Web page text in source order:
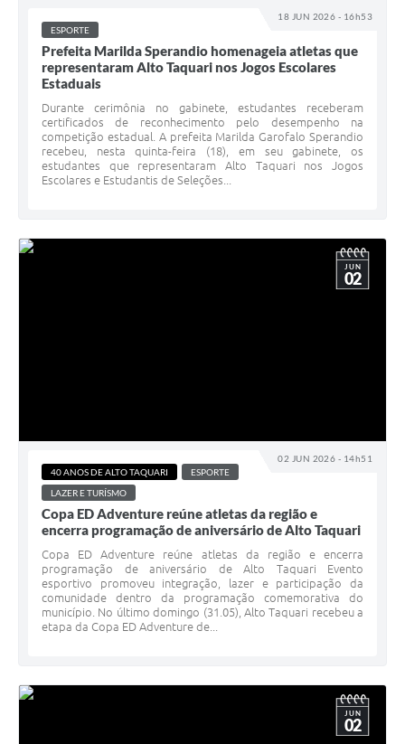
18 JUN 2026 - 16h53
ESPORTE
Prefeita Marilda Sperandio homenageia atletas que
representaram Alto Taquari nos Jogos Escolares
Estaduais
Durante cerimônia no gabinete, estudantes receberam
certificados de reconhecimento pelo desempenho na
competição estadual. A prefeita Marilda Garofalo Sperandio
recebeu, nesta quinta-feira (18), em seu gabinete, os
estudantes que representaram Alto Taquari nos Jogos
Escolares e Estudantis de Seleções...
02 JUN 2026 - 14h51
JUN
02
40 ANOS DE ALTO TAQUARI
ESPORTE
LAZER E TURÍSMO
Copa ED Adventure reúne atletas da região e
encerra programação de aniversário de Alto Taquari
Copa ED Adventure reúne atletas da região e encerra
programação de aniversário de Alto Taquari Evento
esportivo promoveu integração, lazer e participação da
comunidade dentro da programação comemorativa do
município. No último domingo (31.05), Alto Taquari recebeu a
etapa da Copa ED Adventure de...
JUN
02